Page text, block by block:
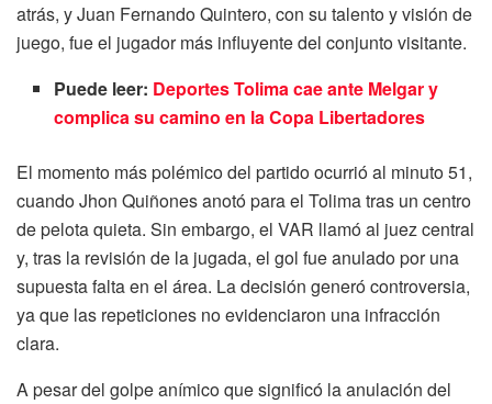
atrás, y Juan Fernando Quintero, con su talento y visión de
juego, fue el jugador más influyente del conjunto visitante.
Puede leer: Deportes Tolima cae ante Melgar y
complica su camino en la Copa Libertadores
El momento más polémico del partido ocurrió al minuto 51,
cuando Jhon Quiñones anotó para el Tolima tras un centro
de pelota quieta. Sin embargo, el VAR llamó al juez central
y, tras la revisión de la jugada, el gol fue anulado por una
supuesta falta en el área. La decisión generó controversia,
ya que las repeticiones no evidenciaron una infracción
clara.
A pesar del golpe anímico que significó la anulación del